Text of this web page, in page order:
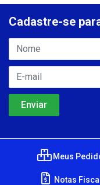
Cadastre-se
Meus
Notas